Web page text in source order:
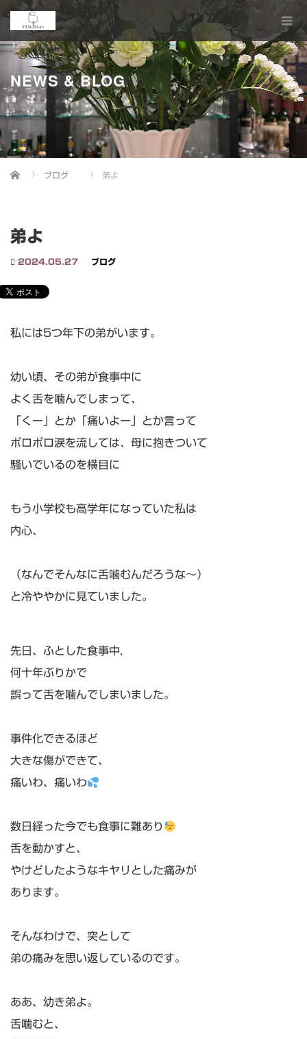
NEWS & BLOG
Home ブログ 弟よ
弟よ
2024.05.27 ブログ
私には5つ年下の弟がいます。
幼い頃、その弟が食事中に
よく舌を噛んでしまって、
「くー」とか「痛いよー」とか言って
ポロポロ涙を流しては、母に抱きついて
騒いでいるのを横目に
もう小学校も高学年になっていた私は
内心、
（なんでそんなに舌噛むんだろうな～）
と冷ややかに見ていました。
先日、ふとした食事中,
何十年ぶりかで
誤って舌を噛んでしまいました。
事件化できるほど
大きな傷ができて、
痛いわ、痛いわ
数日経った今でも食事に難あり
舌を動かすと、
やけどしたようなキヤリとした痛みが
あります。
そんなわけで、突として
弟の痛みを思い返しているのです。
ああ、幼き弟よ。
舌噛むと、